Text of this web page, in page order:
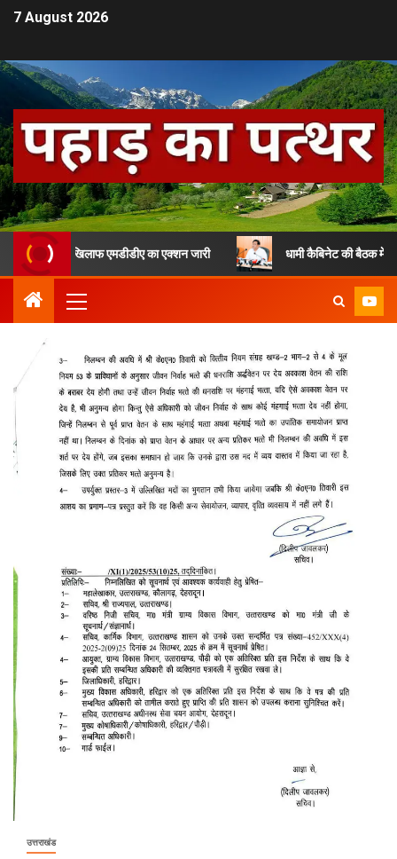
7 August 2026
के खिलाफ एमडीडीए का एक्शन जारी धामी कैबिनेट की बैठक में हुए अहम
उत्तराखंड